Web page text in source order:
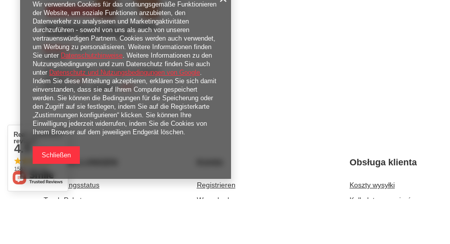
SONDERANGEBOT
Figi kąpielowe Freya Swim COCO WAVE
AS7003BLK Bikini Brief Black
92,40 zł / szt.
1848PktPunkte
Niedrigster Preis in 30 Tagen vor Rabatt:
112,20 zł -17%
Normaler Preis: 132,00 zł -30%
BESTELLUNGEN
Bestellungsstatus
Track-Paket
Registrieren
Warenkorb
Obsługa klienta
Koszty wysyłki
Kalkulator rozmiarów
Real customers
reviews
4.9
1563 reviews
Wir verwenden Cookies für das ordnungsgemäße Funktionieren
der Website, um soziale Funktionen anzubieten, den
Datenverkehr zu analysieren und Marketingaktivitäten
durchzuführen - sowohl von uns als auch von unseren
vertrauenswürdigen Partnern. Cookies werden auch verwendet,
um Werbung zu personalisieren. Weitere Informationen finden
Sie unter Datenschutzhinweise. Weitere Informationen zu den
Nutzungsbedingungen und zum Datenschutz finden Sie auch
unter Datenschutz und Nutzungsbedingungen von Google.
Indem Sie diese Mitteilung akzeptieren, erklären Sie sich damit
einverstanden, dass sie auf Ihrem Computer gespeichert
werden. Sie können die Bedingungen für die Speicherung oder
den Zugriff auf sie festlegen, indem Sie auf die Registerkarte
„Zustimmungen konfigurieren“ klicken. Sie können Ihre
Einwilligung jederzeit widerrufen, indem Sie die Cookies von
Ihrem Browser auf dem jeweiligen Endgerät löschen.
Schließen